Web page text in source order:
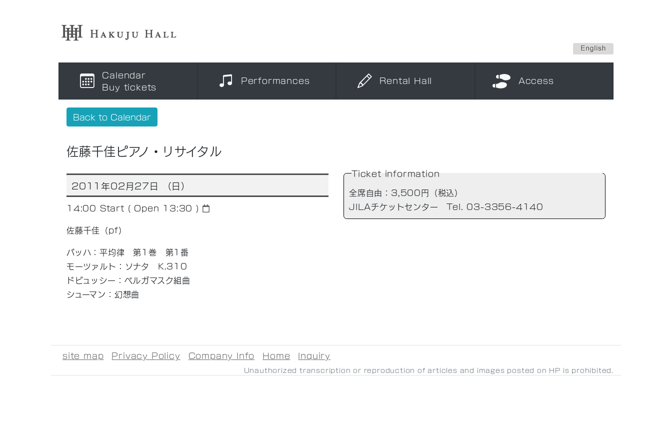
Calendar
Buy tickets
Performances Rental Hall Access
Back to Calendar
佐藤千佳ピアノ・リサイタル
2011年02月27日 （日）
14:00 Start ( Open 13:30 )
佐藤千佳（pf）
バッハ：平均律 第1巻 第1番
モーツァルト：ソナタ K.310
ドビュッシー：ベルガマスク組曲
シューマン：幻想曲
Ticket information
全席自由：3,500円（税込）
JILAチケットセンター Tel. 03-3356-4140
site map Privacy Policy Company Info Home Inquiry
Unauthorized transcription or reproduction of articles and images posted on HP is prohibited.